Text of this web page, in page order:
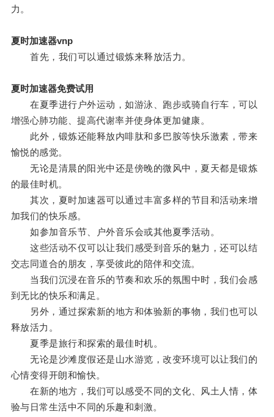
力。
夏时加速器vnp
首先，我们可以通过锻炼来释放活力。
夏时加速器免费试用
在夏季进行户外运动，如游泳、跑步或骑自行车，可以
增强心肺功能、提高代谢率并使身体更加健康。
此外，锻炼还能释放内啡肽和多巴胺等快乐激素，带来
愉悦的感觉。
无论是清晨的阳光中还是傍晚的微风中，夏天都是锻炼
的最佳时机。
其次，夏时加速器可以通过丰富多样的节目和活动来增
加我们的快乐感。
如参加音乐节、户外音乐会或其他夏季活动。
这些活动不仅可以让我们感受到音乐的魅力，还可以结
交志同道合的朋友，享受彼此的陪伴和交流。
当我们沉浸在音乐的节奏和欢乐的氛围中时，我们会感
到无比的快乐和满足。
另外，通过探索新的地方和体验新的事物，我们也可以
释放活力。
夏季是旅行和探索的最佳时机。
无论是沙滩度假还是山水游览，改变环境可以让我们的
心情变得开朗和愉快。
在新的地方，我们可以感受不同的文化、风土人情，体
验与日常生活中不同的乐趣和刺激。